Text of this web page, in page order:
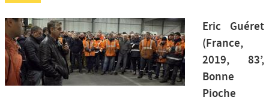
Eric Guéret
(France,
2019, 83’,
Bonne
Pioche